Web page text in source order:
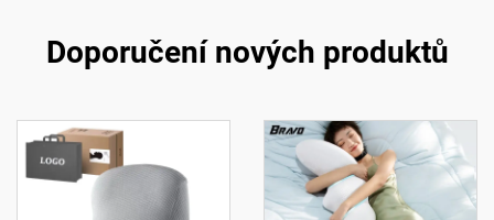
Doporučení nových produktů